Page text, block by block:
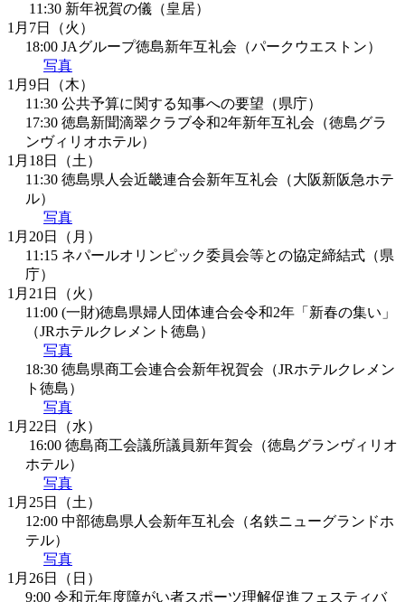
11:30 新年祝賀の儀（皇居）
1月7日（火）
18:00 JAグループ徳島新年互礼会（パークウエストン）
写真
1月9日（木）
11:30 公共予算に関する知事への要望（県庁）
17:30 徳島新聞滴翠クラブ令和2年新年互礼会（徳島グラ
ンヴィリオホテル）
1月18日（土）
11:30 徳島県人会近畿連合会新年互礼会（大阪新阪急ホテ
ル）
写真
1月20日（月）
11:15 ネパールオリンピック委員会等との協定締結式（県
庁）
1月21日（火）
11:00 (一財)徳島県婦人団体連合会令和2年「新春の集い」
（JRホテルクレメント徳島）
写真
18:30 徳島県商工会連合会新年祝賀会（JRホテルクレメン
ト徳島）
写真
1月22日（水）
ホテル）
写真
1月25日（土）
12:00 中部徳島県人会新年互礼会（名鉄ニューグランドホ
テル）
写真
1月26日（日）
9:00 令和元年度障がい者スポーツ理解促進フェスティバ